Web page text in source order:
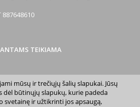
887648610
TEIKIAMA
mūsų ir trečiųjų šalių slapukai. Jūsų
dėl būtinųjų slapukų, kurie padeda
ir užtikrinti jos apsaugą,